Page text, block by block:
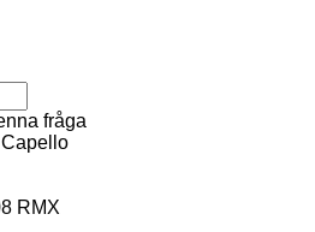
fråga
Capello
RMX